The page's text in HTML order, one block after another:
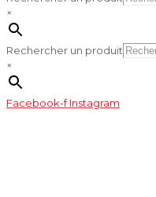
×
Rechercher un produit
×
Facebook-f Instagram